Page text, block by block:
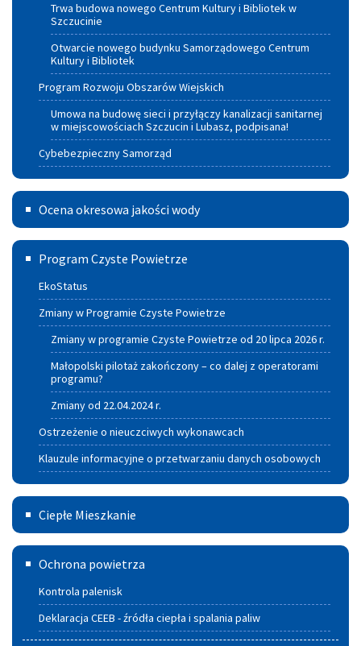
Trwa budowa nowego Centrum Kultury i Bibliotek w
Szczucinie
Otwarcie nowego budynku Samorządowego Centrum
Kultury i Bibliotek
Program Rozwoju Obszarów Wiejskich
Umowa na budowę sieci i przyłączy kanalizacji sanitarnej
w miejscowościach Szczucin i Lubasz, podpisana!
Cybebezpieczny Samorząd
Ocena
okresowa
jakości
wody
Ocena okresowa jakości wody
Program
czyste
powietrze
Program Czyste Powietrze
EkoStatus
Zmiany w Programie Czyste Powietrze
Zmiany w programie Czyste Powietrze od 20 lipca 2026 r.
Małopolski pilotaż zakończony – co dalej z operatorami
programu?
Zmiany od 22.04.2024 r.
Ostrzeżenie o nieuczciwych wykonawcach
Klauzule informacyjne o przetwarzaniu danych osobowych
Ciepłe
Mieszkanie
Ciepłe Mieszkanie
Deklaracja
CEEB
źródła
Ochrona powietrza
Kontrola palenisk
Deklaracja CEEB - źródła ciepła i spalania paliw